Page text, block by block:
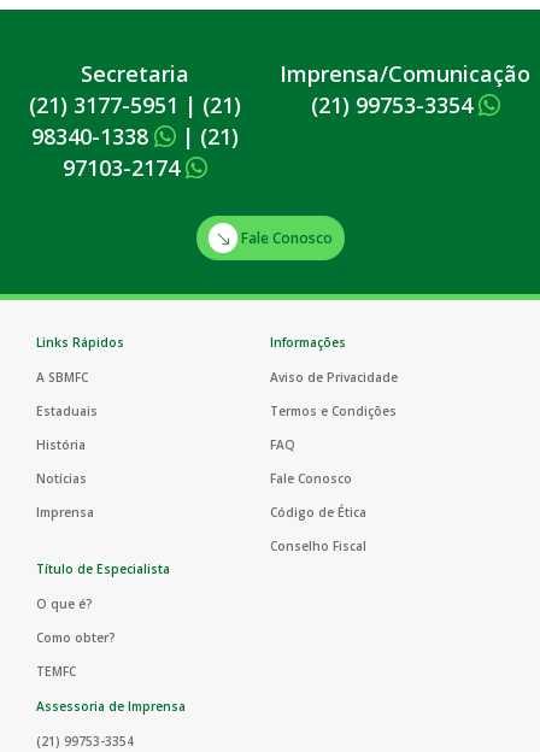
Secretaria
(21) 3177-5951 | (21)
98340-1338
| (21)
97103-2174
Imprensa/Comunicação
(21) 99753-3354
Fale Conosco
Links Rápidos
A SBMFC
Estaduais
História
Notícias
Imprensa
Informações
Aviso de Privacidade
Termos e Condições
FAQ
Fale Conosco
Código de Ética
Conselho Fiscal
Título de Especialista
O que é?
Como obter?
TEMFC
Assessoria de Imprensa
(21) 99753-3354